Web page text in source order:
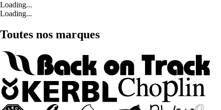
Loading...
Loading...
Toutes nos marques